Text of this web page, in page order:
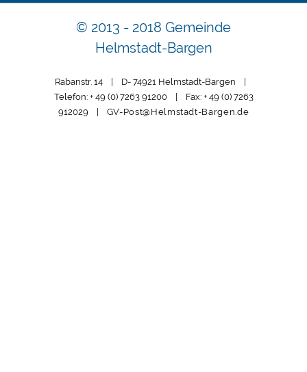
© 2013 - 2018 Gemeinde
Helmstadt-Bargen
Rabanstr. 14 | D- 74921 Helmstadt-Bargen |
Telefon: + 49 (0) 7263 91200 | Fax: + 49 (0) 7263
912029 | GV-Post@Helmstadt-Bargen.de